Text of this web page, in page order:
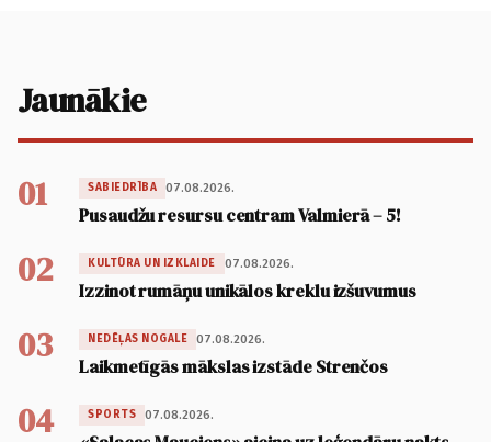
Jaunākie
01 SABIEDRĪBA 07.08.2026.
Pusaudžu resursu centram Valmierā – 5!
02 KULTŪRA UN IZKLAIDE 07.08.2026.
Izzinot rumāņu unikālos kreklu izšuvumus
03 NEDĒĻAS NOGALE 07.08.2026.
Laikmetīgās mākslas izstāde Strenčos
04 SPORTS 07.08.2026.